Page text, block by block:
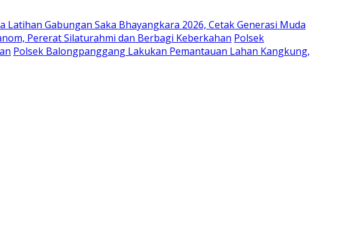
Latihan Gabungan Saka Bhayangkara 2026, Cetak Generasi Muda
Pererat Silaturahmi dan Berbagi Keberkahan Polsek
Polsek Balongpanggang Lakukan Pemantauan Lahan Kangkung,